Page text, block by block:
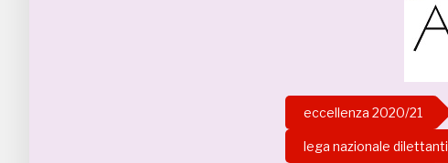
eccellenza 2020/21
lega nazionale dilettanti